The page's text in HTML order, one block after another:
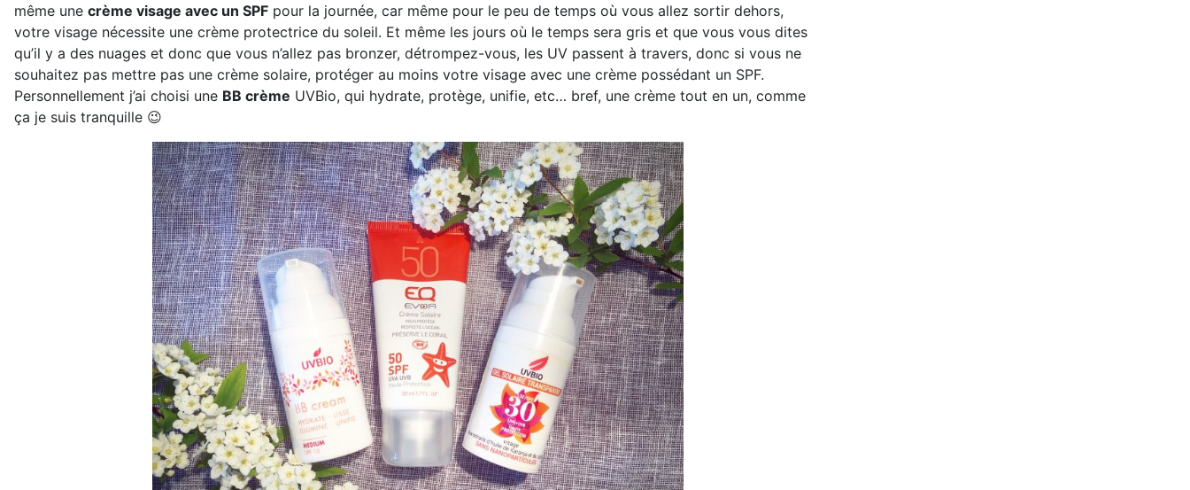
même une crème visage avec un SPF pour la journée, car même pour le peu de temps où vous allez sortir dehors,
votre visage nécessite une crème protectrice du soleil. Et même les jours où le temps sera gris et que vous vous dites
qu’il y a des nuages et donc que vous n’allez pas bronzer, détrompez-vous, les UV passent à travers, donc si vous ne
souhaitez pas mettre pas une crème solaire, protéger au moins votre visage avec une crème possédant un SPF.
Personnellement j’ai choisi une BB crème UVBio, qui hydrate, protège, unifie, etc… bref, une crème tout en un, comme
ça je suis tranquille 😉